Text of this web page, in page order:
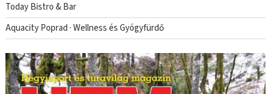
Today Bistro & Bar
Aquacity Poprad · Wellness és Gyógyfürdő